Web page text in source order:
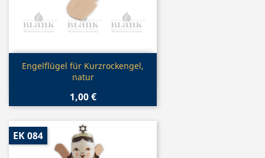
 Vorschau
Engelflügel für Kurzrockengel,
natur
1,00 €
EK 084